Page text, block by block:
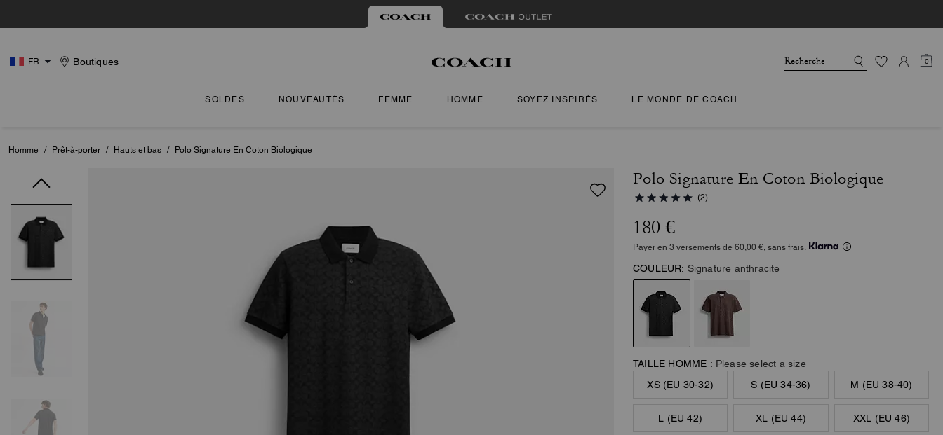
FR Boutiques 0
SOLDES NOUVEAUTÉS FEMME HOMME SOYEZ INSPIRÉS LE MONDE DE COACH
Homme / Prêt-à-porter / Hauts et bas / Polo Signature En Coton Biologique
Polo Signature En Coton Biologique
(2)
180 €
Payer en 3 versements de 60,00 €, sans frais.
COULEUR: Signature anthracite
TAILLE HOMME : Please select a size
XS (EU 30-32)
S (EU 34-36) M (EU 38-40)
L (EU 42) XL (EU 44) XXL (EU 46)